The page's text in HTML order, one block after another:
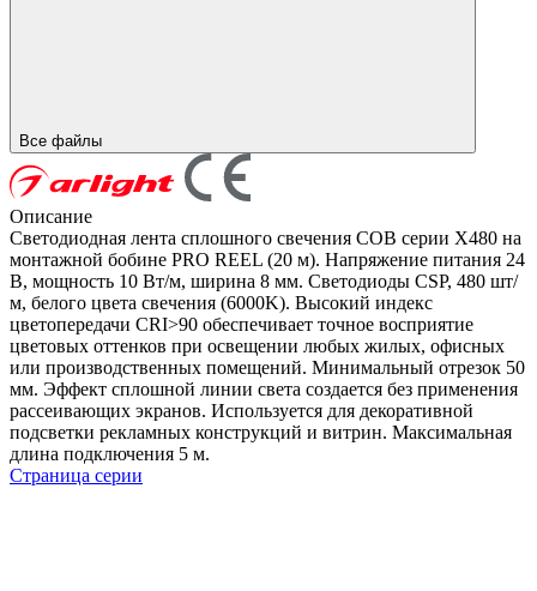
Все файлы
Описание
Светодиодная лента сплошного свечения COB серии X480 на
монтажной бобине PRO REEL (20 м). Напряжение питания 24
В, мощность 10 Вт/м, ширина 8 мм. Светодиоды CSP, 480 шт/
м, белого цвета свечения (6000K). Высокий индекс
цветопередачи CRI>90 обеспечивает точное восприятие
цветовых оттенков при освещении любых жилых, офисных
или производственных помещений. Минимальный отрезок 50
мм. Эффект сплошной линии света создается без применения
рассеивающих экранов. Используется для декоративной
подсветки рекламных конструкций и витрин. Максимальная
длина подключения 5 м.
Страница серии